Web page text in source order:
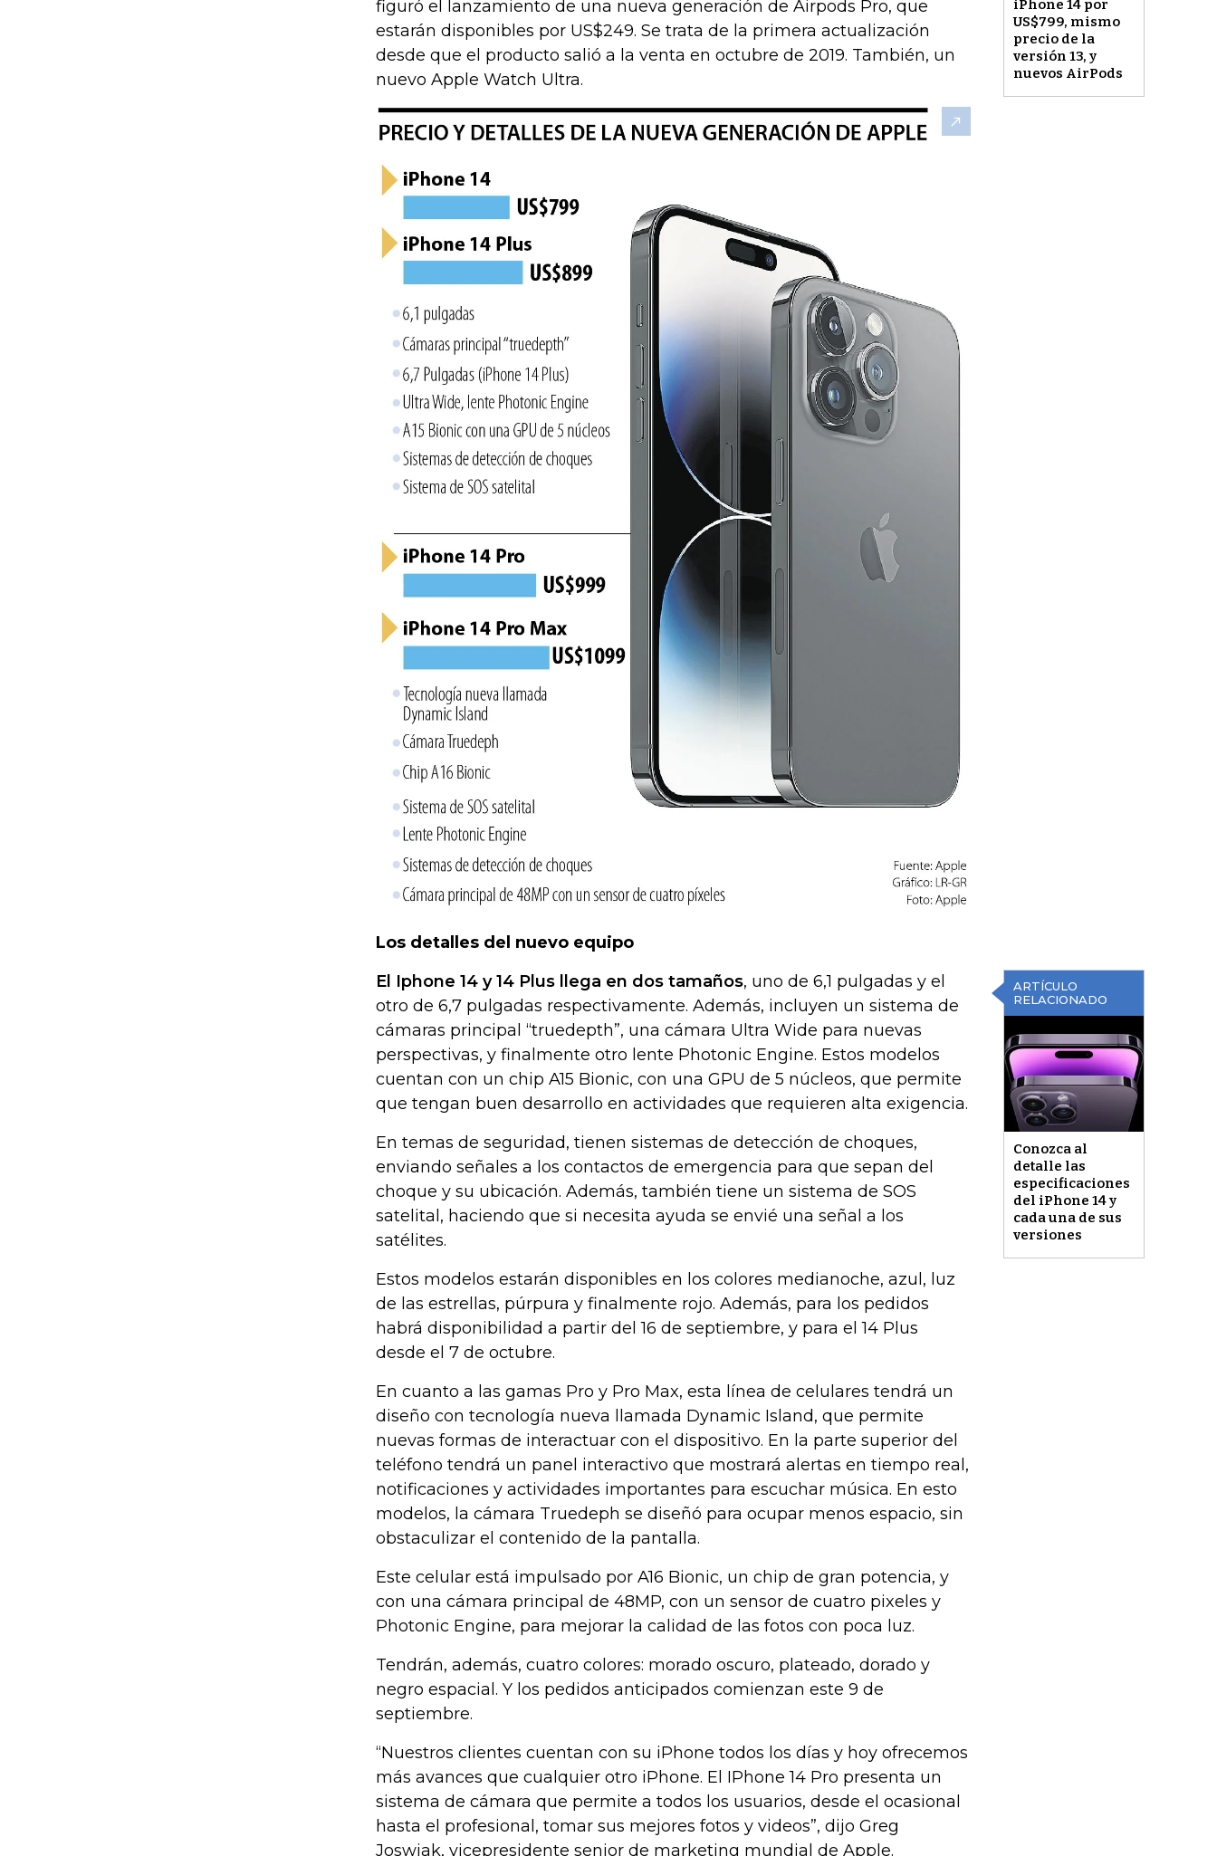
iPhone 14 por
US$799, mismo
precio de la
versión 13, y
nuevos AirPods
figuró el lanzamiento de una nueva generación de Airpods Pro, que
estarán disponibles por US$249. Se trata de la primera actualización
desde que el producto salió a la venta en octubre de 2019. También, un
nuevo Apple Watch Ultra.
Los detalles del nuevo equipo
ARTÍCULO
RELACIONADO
Conozca al
detalle las
especificaciones
del iPhone 14 y
cada una de sus
versiones
El Iphone 14 y 14 Plus llega en dos tamaños, uno de 6,1 pulgadas y el
otro de 6,7 pulgadas respectivamente. Además, incluyen un sistema de
cámaras principal “truedepth”, una cámara Ultra Wide para nuevas
perspectivas, y finalmente otro lente Photonic Engine. Estos modelos
cuentan con un chip A15 Bionic, con una GPU de 5 núcleos, que permite
que tengan buen desarrollo en actividades que requieren alta exigencia.
En temas de seguridad, tienen sistemas de detección de choques,
enviando señales a los contactos de emergencia para que sepan del
choque y su ubicación. Además, también tiene un sistema de SOS
satelital, haciendo que si necesita ayuda se envié una señal a los
satélites.
Estos modelos estarán disponibles en los colores medianoche, azul, luz
de las estrellas, púrpura y finalmente rojo. Además, para los pedidos
habrá disponibilidad a partir del 16 de septiembre, y para el 14 Plus
desde el 7 de octubre.
En cuanto a las gamas Pro y Pro Max, esta línea de celulares tendrá un
diseño con tecnología nueva llamada Dynamic Island, que permite
nuevas formas de interactuar con el dispositivo. En la parte superior del
teléfono tendrá un panel interactivo que mostrará alertas en tiempo real,
notificaciones y actividades importantes para escuchar música. En esto
modelos, la cámara Truedeph se diseñó para ocupar menos espacio, sin
obstaculizar el contenido de la pantalla.
Este celular está impulsado por A16 Bionic, un chip de gran potencia, y
con una cámara principal de 48MP, con un sensor de cuatro pixeles y
Photonic Engine, para mejorar la calidad de las fotos con poca luz.
Tendrán, además, cuatro colores: morado oscuro, plateado, dorado y
negro espacial. Y los pedidos anticipados comienzan este 9 de
septiembre.
“Nuestros clientes cuentan con su iPhone todos los días y hoy ofrecemos
más avances que cualquier otro iPhone. El IPhone 14 Pro presenta un
sistema de cámara que permite a todos los usuarios, desde el ocasional
hasta el profesional, tomar sus mejores fotos y videos”, dijo Greg
Joswiak, vicepresidente senior de marketing mundial de Apple.